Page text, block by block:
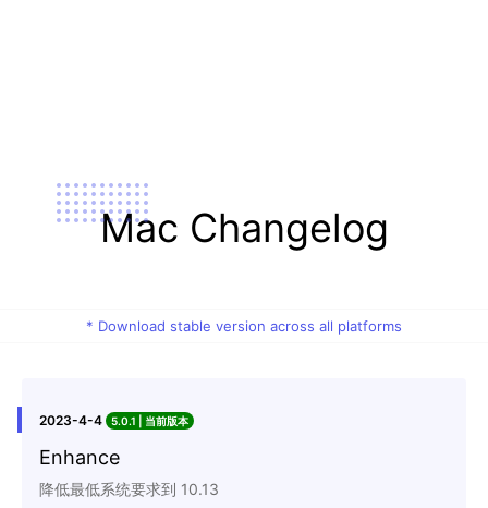
Mac Changelog
* Download stable version across all platforms
2023-4-4 5.0.1
Enhance
降低最低系统要求到 10.13